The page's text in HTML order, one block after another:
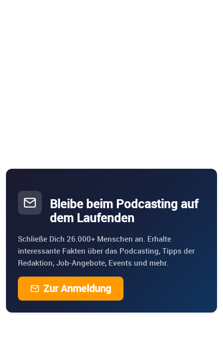
Bleibe beim Podcasting auf
dem Laufenden
Schließe Dich 26.000+ Menschen an. Erhalte
interessante Fakten über das Podcasting, Tipps der
Redaktion, Job-Angebote, Events und mehr.
Zur Anmeldung